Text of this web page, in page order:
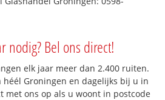
nodig? Bel ons direct!
elk jaar meer dan 2.400 ruiten.
héél Groningen en dagelijks bij u in
met ons op als u woont in postcode